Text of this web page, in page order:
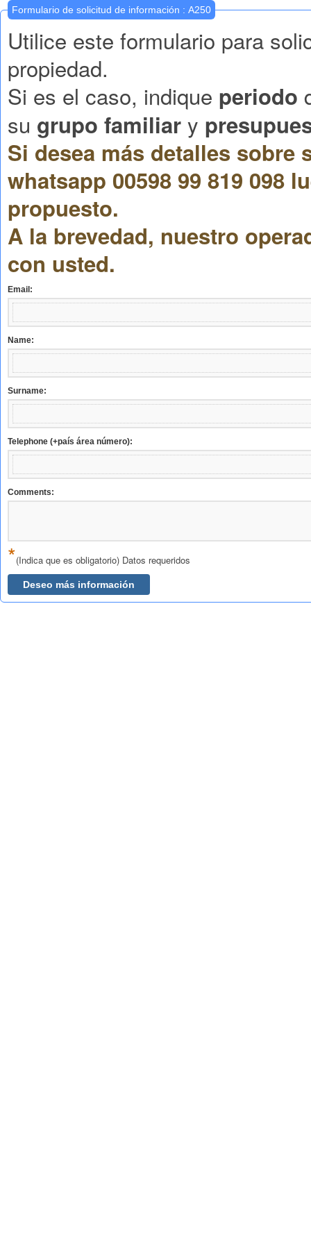
Formulario de solicitud de información : A250
Utilice este formulario para
propiedad.
Si es el caso, indique periodo
su grupo familiar y
Si desea más detalles
whatsapp 00598 99 819 098
propuesto.
A la brevedad, nuestro
con usted.
Email:
Name:
Surname:
Telephone (+país área número):
Comments:
*(Indica que es obligatorio) Datos requeridos